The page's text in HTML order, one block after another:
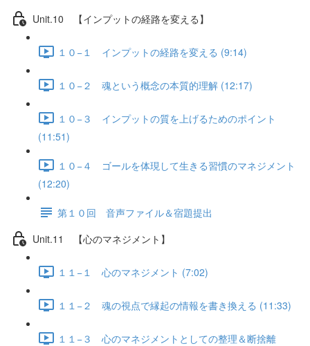
Unit.10 【インプットの経路を変える】
１０−１ インプットの経路を変える (9:14)
１０−２ 魂という概念の本質的理解 (12:17)
１０−３ インプットの質を上げるためのポイント
(11:51)
１０−４ ゴールを体現して生きる習慣のマネジメント
(12:20)
第１０回 音声ファイル＆宿題提出
Unit.11 【心のマネジメント】
１１−１ 心のマネジメント (7:02)
１１−２ 魂の視点で縁起の情報を書き換える (11:33)
１１−３ 心のマネジメントとしての整理＆断捨離